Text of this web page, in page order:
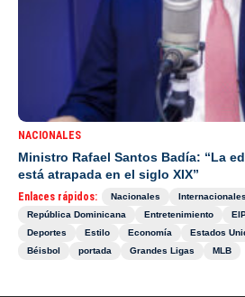
NACIONALES
Ministro Rafael Santos Badía: “La
está atrapada en el siglo XIX”
Enlaces rápidos: Nacionales Internacionales
República Dominicana
Entretenimiento
Deportes
Estilo Economía Estados
Béisbol
portada Grandes Ligas MLB